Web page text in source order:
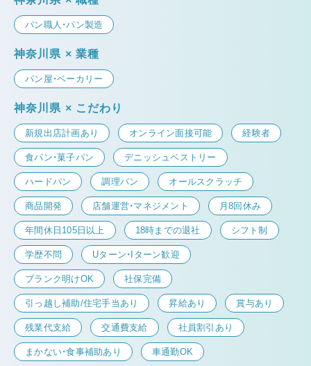
パン職人・パン製造
神奈川県 × 業種
パン屋・ベーカリー
神奈川県 × こだわり
新規出店計画あり オンライン面接可能 経験者
食パン・菓子パン デニッシュペストリー
ハードパン 調理パン オールスクラッチ
商品開発 店舗運営・マネジメント 月8回休み
年間休日105日以上 18時までの退社 シフト制
学歴不問 Uターン・Iターン歓迎
ブランク明けOK 社保完備
引っ越し補助/住宅手当あり 昇給あり 賞与あり
残業代支給 交通費支給 社員割引あり
まかない・食事補助あり 車通勤OK